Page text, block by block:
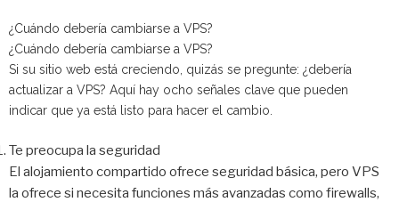
¿Cuándo debería cambiarse a VPS?
¿Cuándo debería cambiarse a VPS?
Si su sitio web está creciendo, quizás se pregunte: ¿debería
actualizar a VPS? Aquí hay ocho señales clave que pueden
indicar que ya está listo para hacer el cambio.
Te preocupa la seguridad
El alojamiento compartido ofrece seguridad básica, pero VPS
la ofrece si necesita funciones más avanzadas como firewalls,